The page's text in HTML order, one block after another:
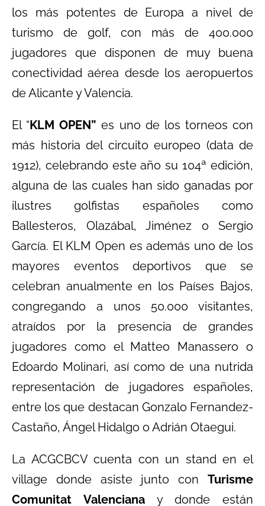
los más potentes de Europa a nivel de
turismo de golf, con más de 400.000
jugadores que disponen de muy buena
conectividad aérea desde los aeropuertos
de Alicante y Valencia.
El “KLM OPEN”es uno de los torneos con
más historia del circuito europeo (data de
1912), celebrando este año su 104ª edición,
alguna de las cuales han sido ganadas por
ilustres golfistas españoles como
Ballesteros, Olazábal, Jiménez o Sergio
García. El KLM Open es además uno de los
mayores eventos deportivos que se
celebran anualmente en los Países Bajos,
congregando a unos 50.000 visitantes,
atraídos por la presencia de grandes
jugadores como el Matteo Manassero o
Edoardo Molinari, así como de una nutrida
representación de jugadores españoles,
entre los que destacan Gonzalo Fernandez-
Castaño, Ángel Hidalgo o Adrián Otaegui.
La ACGCBCV cuenta con un stand en el
village donde asiste junto con Turisme
Comunitat Valencianay donde están